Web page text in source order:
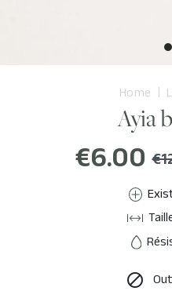
Home
Ayia
€6.00
